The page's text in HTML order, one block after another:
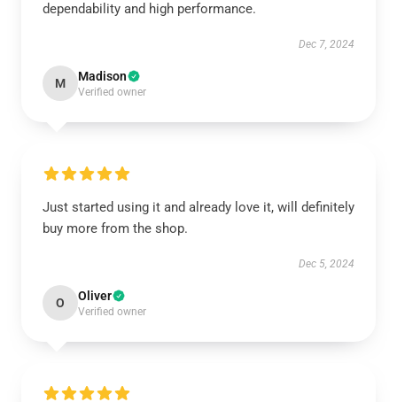
dependability and high performance.
Dec 7, 2024
M Madison
Verified owner
Just started using it and already love it, will definitely
buy more from the shop.
Dec 5, 2024
O Oliver
Verified owner